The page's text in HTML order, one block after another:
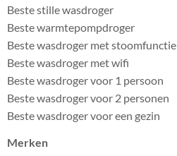
Beste stille wasdroger
Beste warmtepompdroger
Beste wasdroger met stoomfunctie
Beste wasdroger met wifi
Beste wasdroger voor 1 persoon
Beste wasdroger voor 2 personen
Beste wasdroger voor een gezin
Merken